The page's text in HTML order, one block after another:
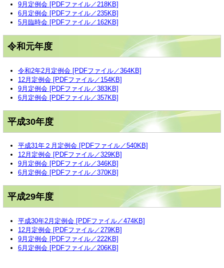
9月定例会 [PDFファイル／218KB]
6月定例会 [PDFファイル／235KB]
5月臨時会 [PDFファイル／162KB]
令和元年度
令和2年2月定例会 [PDFファイル／364KB]
12月定例会 [PDFファイル／154KB]
9月定例会 [PDFファイル／383KB]
6月定例会 [PDFファイル／357KB]
平成30年度
平成31年２月定例会 [PDFファイル／540KB]
12月定例会 [PDFファイル／329KB]
9月定例会 [PDFファイル／346KB]
6月定例会 [PDFファイル／370KB]
平成29年度
平成30年2月定例会 [PDFファイル／474KB]
12月定例会 [PDFファイル／279KB]
9月定例会 [PDFファイル／222KB]
6月定例会 [PDFファイル／206KB]